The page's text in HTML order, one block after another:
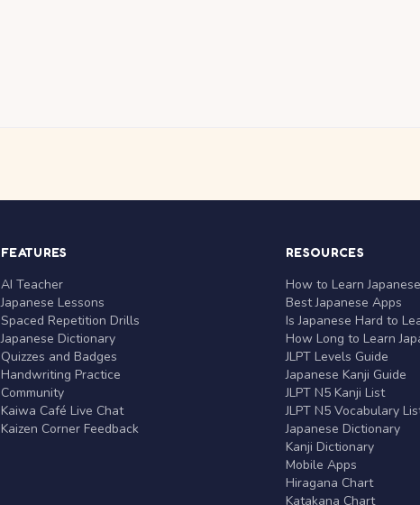
FEATURES
AI Teacher
Japanese Lessons
Spaced Repetition Drills
Japanese Dictionary
Quizzes and Badges
Handwriting Practice
Community
Kaiwa Café Live Chat
Kaizen Corner Feedback
RESOURCES
How to Learn Japanese
Best Japanese Apps
Is Japanese Hard to
How Long to Learn
JLPT Levels Guide
Japanese Kanji Guide
JLPT N5 Kanji List
JLPT N5 Vocabulary
Japanese Dictionary
Kanji Dictionary
Mobile Apps
Hiragana Chart
Katakana Chart